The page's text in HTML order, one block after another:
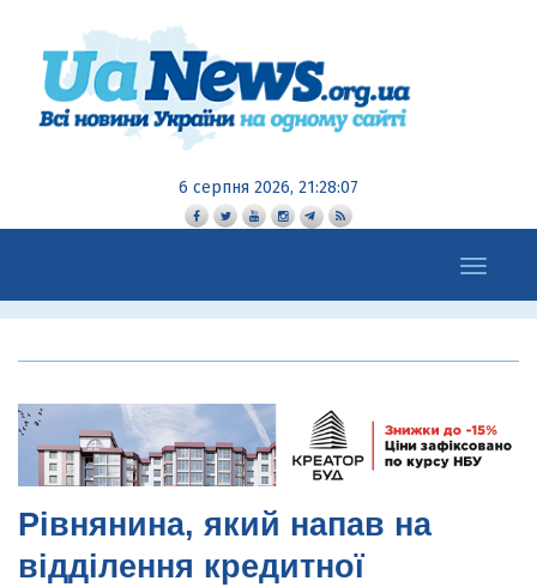
6 серпня 2026, 21:28:08
Toggle
navigation
Рівнянина, який напав на
відділення кредитної